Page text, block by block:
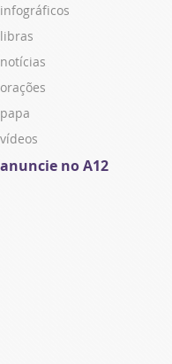
infográficos
libras
notícias
orações
papa
vídeos
anuncie no A12